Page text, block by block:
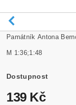
Památník Antona
M 1:36;1:48
Dostupnost
139 Kč